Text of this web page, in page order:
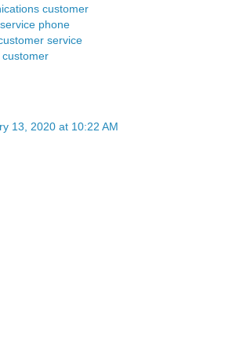
customer
phone
service
13, 2020 at 10:22 AM